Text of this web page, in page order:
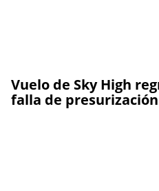
Vuelo de Sky High
falla de